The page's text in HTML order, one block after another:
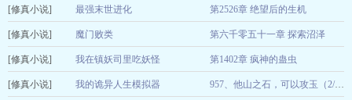
[修真小说] 最强末世进化 第2526章 绝望后的生机
蔡四爷 12-24
[修真小说] 魔门败类 第六千零五十一章 探索沼泽
惊涛骇浪
[修真小说] 我在镇妖司里吃妖怪 第1402章 疯神的蛊虫
五志 12-22
[修真小说] 我的诡异人生模拟器 957、他山之石，可以攻玉（2/2）